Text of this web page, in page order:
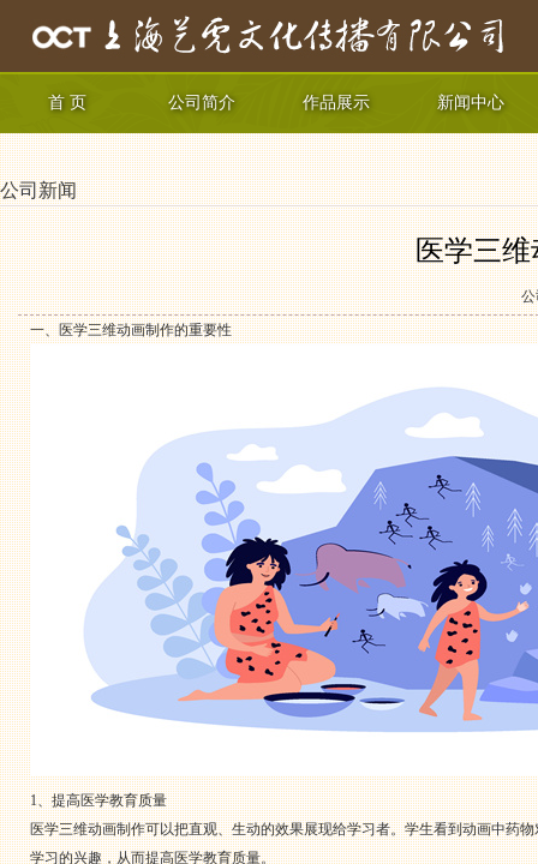
首 页 公司简介 作品展示 新闻中心
公司新闻
医学三
公
一、医学三维动画制作的重要性
1、提高医学教育质量
医学三维动画制作可以把直观、生动的效果展现给学习者。学生看到动画中药
学习的兴趣，从而提高医学教育质量。